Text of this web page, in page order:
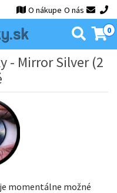
O nákupe O nás
0
- Mirror Silver (2
momentálne možné